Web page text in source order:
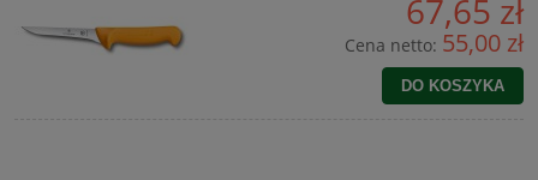
67,65 zł
Cena netto: 55,00 zł
DO KOSZYKA